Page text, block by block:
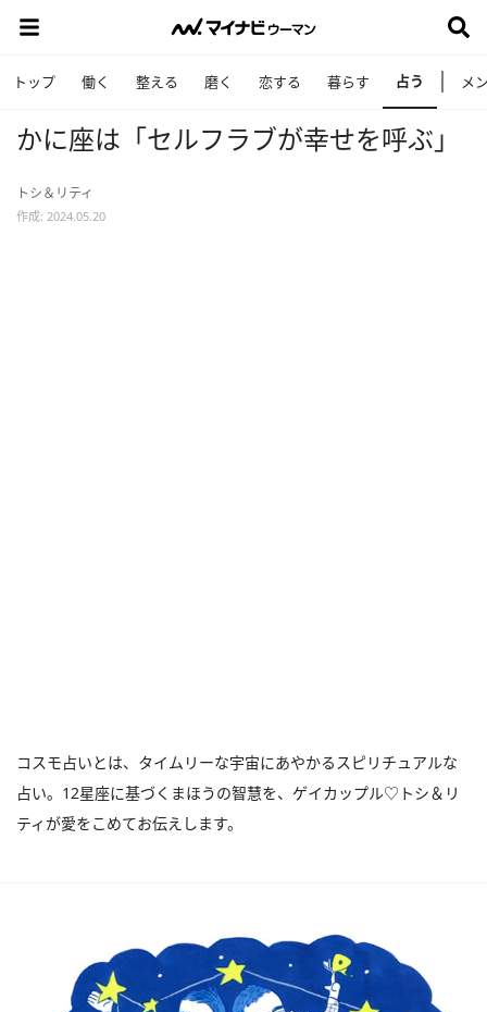
トップ 働く 整える 磨く 恋する 暮らす 占う メ
かに座は「セルフラブが幸せを呼ぶ」
トシ＆リティ
作成: 2024.05.20
コスモ占いとは、タイムリーな宇宙にあやかるスピリチュアルな
占い。12星座に基づくまほうの智慧を、ゲイカップル♡トシ＆リ
ティが愛をこめてお伝えします。